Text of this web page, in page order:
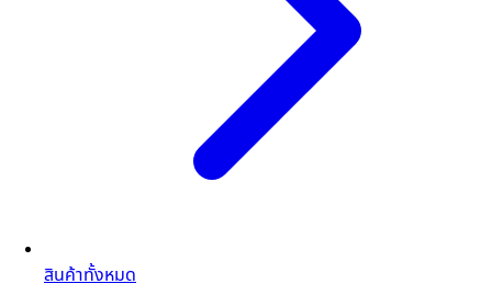
สินค้าทั้งหมด